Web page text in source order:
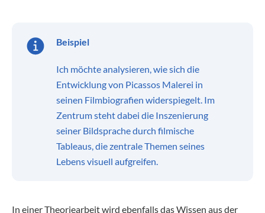
Beispiel
Ich möchte analysieren, wie sich die
Entwicklung von Picassos Malerei in
seinen Filmbiografien widerspiegelt. Im
Zentrum steht dabei die Inszenierung
seiner Bildsprache durch filmische
Tableaus, die zentrale Themen seines
Lebens visuell aufgreifen.
In einer Theoriearbeit wird ebenfalls das Wissen aus der